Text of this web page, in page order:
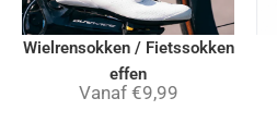
Wielrensokken / Fietssokken
effen
Vanaf €9,99